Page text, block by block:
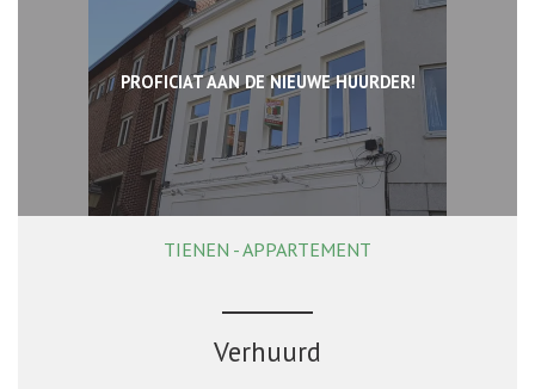
PROFICIAT AAN DE NIEUWE HUURDER!
TIENEN - APPARTEMENT
Verhuurd